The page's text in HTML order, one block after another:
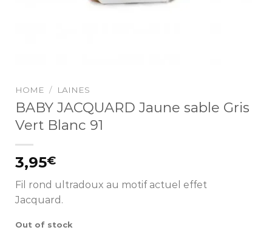
HOME / LAINES
BABY JACQUARD Jaune sable Gris
Vert Blanc 91
3,95€
Fil rond ultradoux au motif actuel effet
Jacquard.
Out of stock